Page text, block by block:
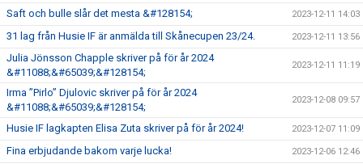
Saft och bulle slår det mesta &#128154; 2023-12-11 14:03
31 lag från Husie IF är anmälda till Skånecupen 23/24. 2023-12-11 13:56
Julia Jönsson Chapple skriver på för år 2024
&#11088;&#65039;&#128154;
2023-12-11 11:19
Irma ”Pirlo” Djulovic skriver på för år 2024
&#11088;&#65039;&#128154;
2023-12-08 09:57
Husie IF lagkapten Elisa Zuta skriver på för år 2024! 2023-12-07 11:09
Fina erbjudande bakom varje lucka! 2023-12-06 12:46